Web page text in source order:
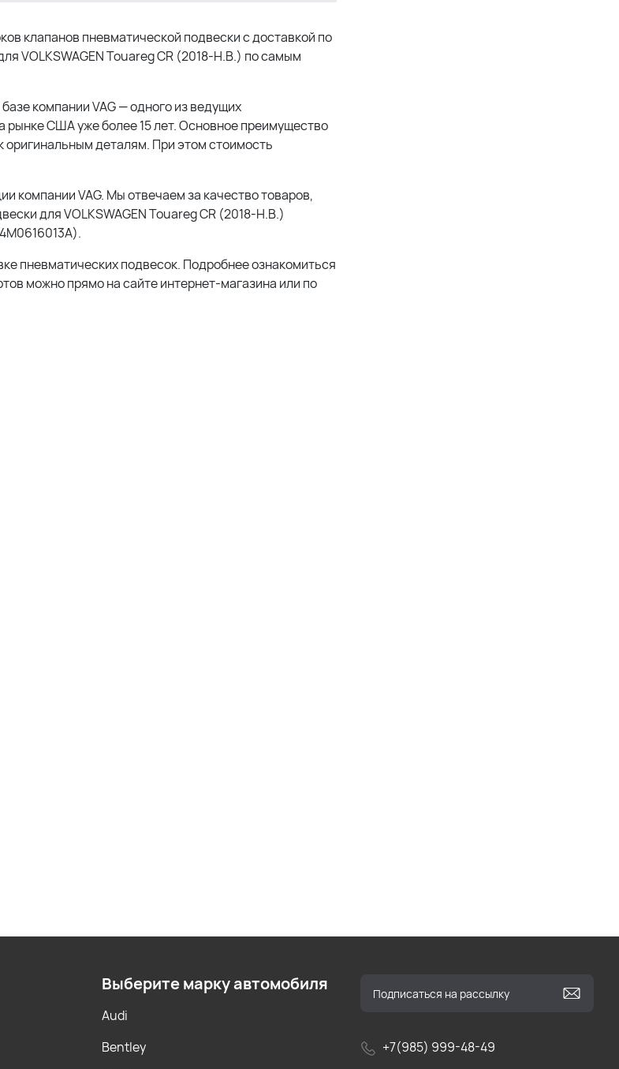
клапанов пневматической подвески с доставкой по
VOLKSWAGEN Touareg CR (2018-Н.В.) по самым
компанииVAG— одного из ведущих
США уже более 15 лет. Основное преимущество
оригинальным деталям. При этом стоимость
компанииVAG. Мы отвечаем за качество товаров,
для VOLKSWAGEN Touareg CR (2018-Н.В.)
пневматических подвесок. Подробнее ознакомиться
можно прямо на сайте интернет-магазина или по
+7(985) 999-48-49
Выберите марку автомобиля
Audi
Bentley